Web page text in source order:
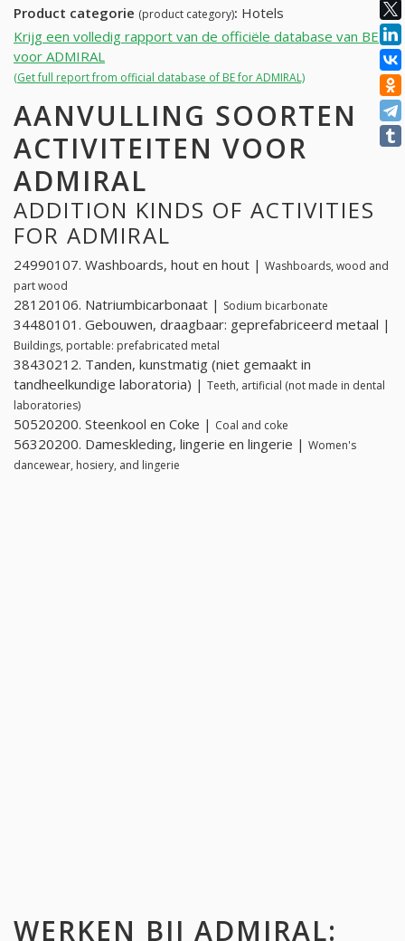
Product categorie (product category): Hotels
Krijg een volledig rapport van de officiële database van BE
voor ADMIRAL
(Get full report from official database of BE for ADMIRAL)
AANVULLING SOORTEN
ACTIVITEITEN VOOR
ADMIRAL
ADDITION KINDS OF ACTIVITIES
FOR ADMIRAL
24990107. Washboards, hout en hout | Washboards, wood and
part wood
28120106. Natriumbicarbonaat | Sodium bicarbonate
34480101. Gebouwen, draagbaar: geprefabriceerd metaal |
Buildings, portable: prefabricated metal
38430212. Tanden, kunstmatig (niet gemaakt in
tandheelkundige laboratoria) | Teeth, artificial (not made in dental
laboratories)
50520200. Steenkool en Coke | Coal and coke
56320200. Dameskleding, lingerie en lingerie | Women's
dancewear, hosiery, and lingerie
WERKEN BIJ ADMIRAL: